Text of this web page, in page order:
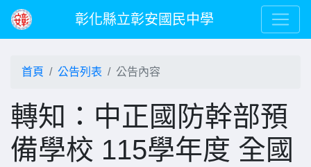
彰化縣立彰安國民中學
首頁 公告列表 公告內容
轉知：中正國防幹部預
備學校 115學年度 全國